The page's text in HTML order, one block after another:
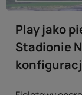
Play jako
Stadionie